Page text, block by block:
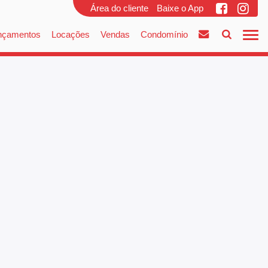
Área do cliente Baixe o App
Locações Vendas Condomínio